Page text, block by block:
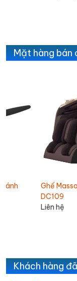
Mặt hàng bán
Ghế Massage
Khách hàng